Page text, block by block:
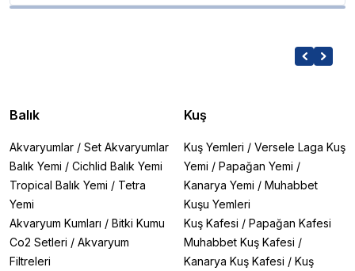
Balık
Akvaryumlar / Set Akvaryumlar
Balık Yemi / Cichlid Balık Yemi
Tropical Balık Yemi / Tetra
Yemi
Akvaryum Kumları / Bitki Kumu
Co2 Setleri / Akvaryum
Filtreleri
Kuş
Kuş Yemleri / Versele Laga Kuş
Yemi / Papağan Yemi /
Kanarya Yemi / Muhabbet
Kuşu Yemleri
Kuş Kafesi / Papağan Kafesi
Muhabbet Kuş Kafesi /
Kanarya Kuş Kafesi / Kuş